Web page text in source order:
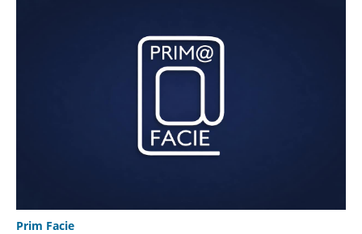
Prim Facie